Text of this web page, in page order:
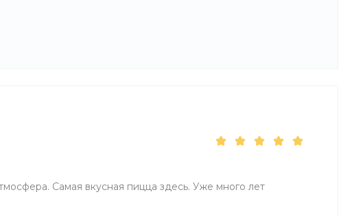
Самая вкусная пицца здесь. Уже много лет